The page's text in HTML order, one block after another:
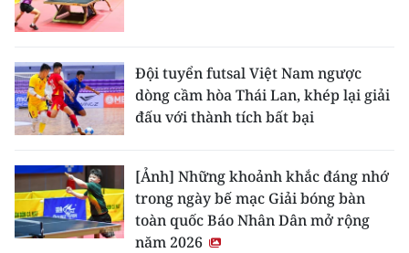
Đội tuyển futsal Việt Nam ngược
dòng cầm hòa Thái Lan, khép lại giải
đấu với thành tích bất bại
[Ảnh] Những khoảnh khắc đáng nhớ
trong ngày bế mạc Giải bóng bàn
toàn quốc Báo Nhân Dân mở rộng
năm 2026